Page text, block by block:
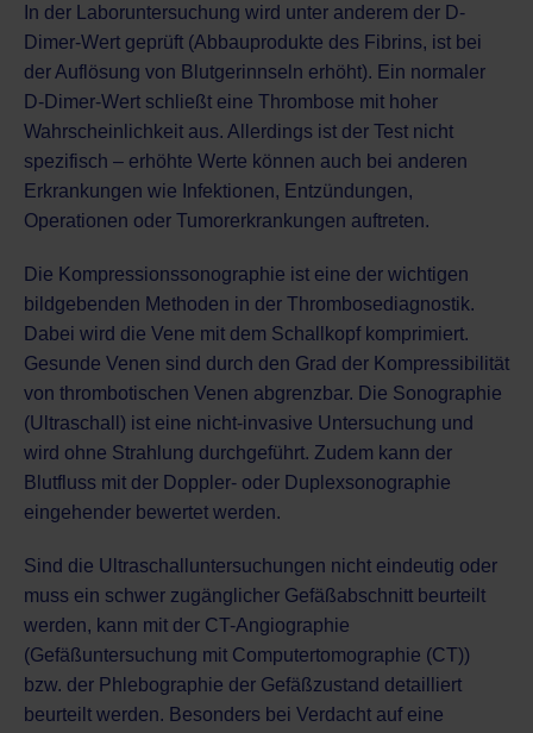
In der Laboruntersuchung wird unter anderem der D-
Dimer-Wert geprüft (Abbauprodukte des Fibrins, ist bei
der Auflösung von Blutgerinnseln erhöht). Ein normaler
D-Dimer-Wert schließt eine Thrombose mit hoher
Wahrscheinlichkeit aus. Allerdings ist der Test nicht
spezifisch – erhöhte Werte können auch bei anderen
Erkrankungen wie Infektionen, Entzündungen,
Operationen oder Tumorerkrankungen auftreten.
Die Kompressionssonographie ist eine der wichtigen
bildgebenden Methoden in der Thrombosediagnostik.
Dabei wird die Vene mit dem Schallkopf komprimiert.
Gesunde Venen sind durch den Grad der Kompressibilität
von thrombotischen Venen abgrenzbar. Die Sonographie
(Ultraschall) ist eine nicht-invasive Untersuchung und
wird ohne Strahlung durchgeführt. Zudem kann der
Blutfluss mit der Doppler- oder Duplexsonographie
eingehender bewertet werden.
Sind die Ultraschalluntersuchungen nicht eindeutig oder
muss ein schwer zugänglicher Gefäßabschnitt beurteilt
werden, kann mit der CT-Angiographie
(Gefäßuntersuchung mit Computertomographie (CT))
bzw. der Phlebographie der Gefäßzustand detailliert
beurteilt werden. Besonders bei Verdacht auf eine